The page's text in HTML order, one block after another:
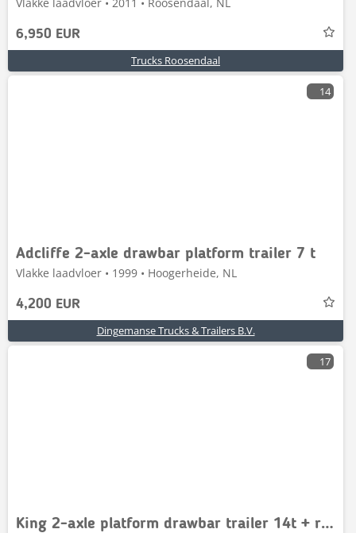
6,950 EUR
Trucks Roosendaal
14
Adcliffe 2-axle drawbar platform trailer 7 t
Vlakke laadvloer • 1999 • Hoogerheide, NL
4,200 EUR
Dingemanse Trucks & Trailers B.V.
17
King 2-axle platform drawbar trailer 14t + ramps